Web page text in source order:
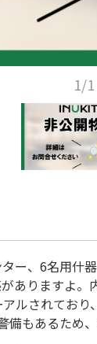
1/1
ー、6名用什
ありますよ
ルされてお
もあるため